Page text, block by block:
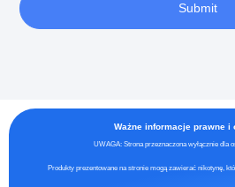
Submit
Ważne informacje prawne i
UWAGA: Strona przeznaczona wyłącznie dla
Produkty prezentowane na stronie mogą zawierać nikotynę,